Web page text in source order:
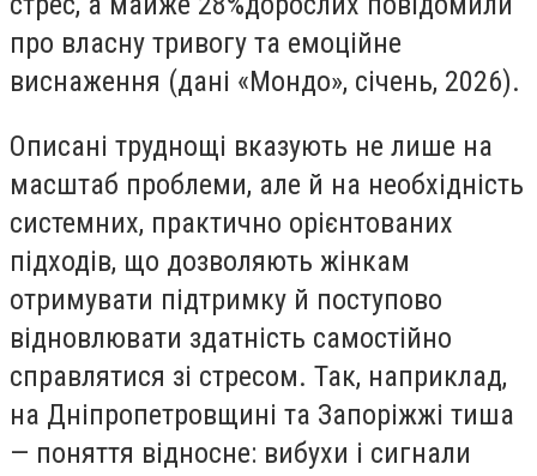
про власну тривогу та емоційне
виснаження (дані «Мондо», січень, 2026).
Описані труднощі вказують не лише на
масштаб проблеми, але й на необхідність
системних, практично орієнтованих
підходів, що дозволяють жінкам
отримувати підтримку й поступово
відновлювати здатність самостійно
справлятися зі стресом. Так, наприклад,
на Дніпропетровщині та Запоріжжі тиша
— поняття відносне: вибухи і сигнали